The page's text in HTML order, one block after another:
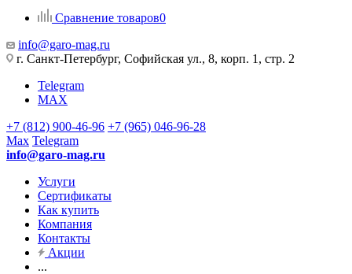
Сравнение товаров0
info@garo-mag.ru
г. Санкт-Петербург, Софийская ул., 8, корп. 1, стр. 2
Telegram
MAX
+7 (812) 900-46-96 +7 (965) 046-96-28
Max Telegram
info@garo-mag.ru
Услуги
Сертификаты
Как купить
Компания
Контакты
Акции
...